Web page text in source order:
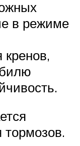
в режиме
кренов,